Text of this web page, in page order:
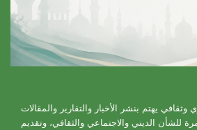
وثقافي يهتم بنشر الأخبار والتقارير والمقالات
للشأن الديني والاجتماعي والثقافي، وتقديم